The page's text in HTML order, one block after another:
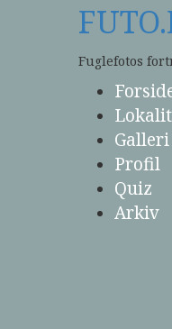
Fuglefotos
Galleri
Profil
Quiz
Arkiv